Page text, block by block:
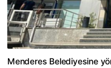
Menderes Belediyesine